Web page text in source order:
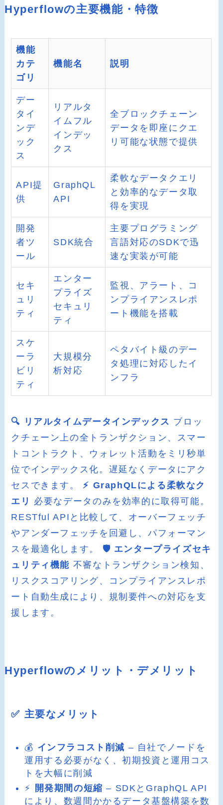
Hyperflowの主要機能・特徴
機能
カテ
ゴリ
機能名 説明
デー
タイ
ンデ
ック
ス
リアルタ
イムフル
インデッ
クス
全ブロックチェーン
データを即座にクエ
リ可能な状態で提供
API提
供
GraphQL
API
柔軟なデータクエリ
と効率的なデータ取
得を実現
開発
者ツ
ール
SDK統合
主要プログラミング
言語対応のSDKで迅
速な実装が可能
セキ
ュリ
ティ
エンター
プライズ
セキュリ
ティ
監視、アラート、コ
ンプライアンスレポ
ート機能を搭載
スケ
ーラ
ビリ
ティ
大規模分
析対応
ペタバイト級のデー
タ処理に対応したイ
ンフラ
🔍 リアルタイムデータインデックス ブロッ
クチェーン上の全トランザクション、スマー
トコントラクト、ウォレット活動をミリ秒単
位でインデックス化。遅延なくデータにアク
セスできます。 ⚡ GraphQLによる柔軟なク
エリ
必要なデータのみを効率的に取得可能。
RESTful APIと比較して、オーバーフェッチ
やアンダーフェッチを回避し、パフォーマン
スを最適化します。 🛡️ エンタープライズセキ
ュリティ機能 不審なトランザクション検知、
リスクスコアリング、コンプライアンスレポ
ート自動生成により、規制要件への対応を支
援します。
Hyperflowのメリット・デメリット
✅ 主要なメリット
💰 インフラコスト削減 – 自社でノードを
運用する必要がなく、初期投資と運用コス
トを大幅に削減
⚡
開発期間の短縮 – SDKとGraphQL API
により、数週間かかるデータ基盤構築を数